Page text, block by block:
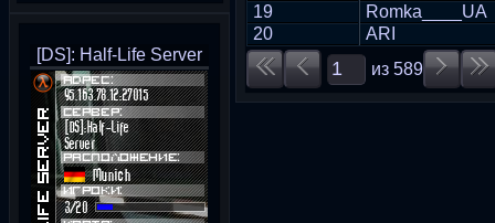
[DS]: Half-Life Server
19
Romka____UA
20
ARI
из 589